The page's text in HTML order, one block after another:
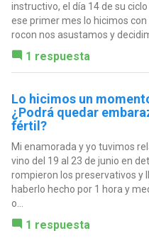
instructivo, el día 14 de su
ese primer mes lo hicimos
rocon nos asustamos y
1 respuesta
Lo hicimos un
¿Podrá quedar
fértil?
Mi enamorada y yo tuvimos
vino del 19 al 23 de junio en
rompieron los preservativos y
haberlo hecho por 1 hora y
o...
1 respuesta